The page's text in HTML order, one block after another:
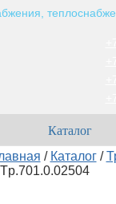
Каталог
/ Каталог/